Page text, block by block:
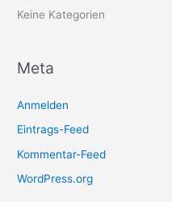
h
Keine Kategorien
Meta
Anmelden
Eintrags-Feed
Kommentar-Feed
WordPress.org